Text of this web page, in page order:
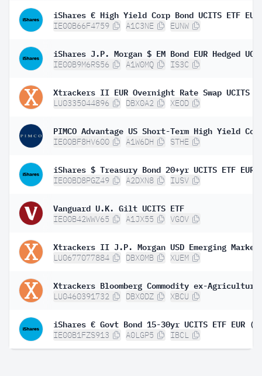
IE00B66F4759 A1C3NE EUNW
IE00B9M6RS56 A1W0MQ IS3C
LU0335044896 DBX0A2 XEOD
IE00BF8HV600 A1W6DH STHE
IE00BD8PGZ49 A2DXN8 IUSV
Vanguard U.K. Gilt UCITS ETF
IE00B42WWV65 A1JX55 VGOV
LU0677077884 DBX0MB XUEM
LU0460391732 DBX0DZ XBCU
iShares € Govt Bond 15-30yr UCITS ETF EUR
IE00B1FZS913 A0LGP5 IBCL